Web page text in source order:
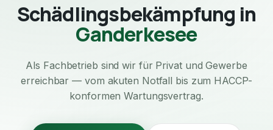
Schädlingsbekämpfung in
Ganderkesee
Als Fachbetrieb sind wir für Privat und Gewerbe
erreichbar — vom akuten Notfall bis zum HACCP-
konformen Wartungsvertrag.